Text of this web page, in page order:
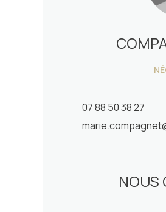
07 88 50 38 27
NOUS